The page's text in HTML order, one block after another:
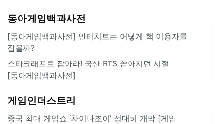
동아게임백과사전
[동아게임백과사전] 안티치트는 어떻게 핵 이용자를
잡을까?
스타크래프트 잡아라! 국산 RTS 쏟아지던 시절
[동아게임백과사전]
게임인더스트리
중국 최대 게임쇼 ‘차이나조이’ 성대히 개막 [게임